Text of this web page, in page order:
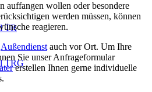
TR
TRG
auffangen wollen oder besondere
werden müssen, können
reagieren.
Außendienst auch vor Ort. Um Ihre
Sie unser Anfrageformular
erstellen Ihnen gerne individuelle